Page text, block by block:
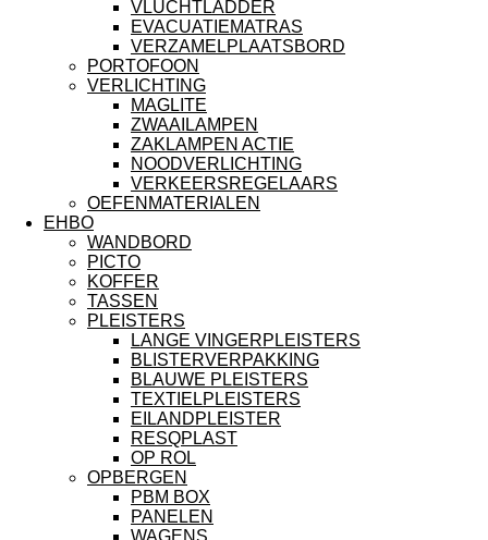
VLUCHTLADDER
EVACUATIEMATRAS
VERZAMELPLAATSBORD
PORTOFOON
VERLICHTING
MAGLITE
ZWAAILAMPEN
ZAKLAMPEN ACTIE
NOODVERLICHTING
VERKEERSREGELAARS
OEFENMATERIALEN
EHBO
WANDBORD
PICTO
KOFFER
TASSEN
PLEISTERS
LANGE VINGERPLEISTERS
BLISTERVERPAKKING
BLAUWE PLEISTERS
TEXTIELPLEISTERS
EILANDPLEISTER
RESQPLAST
OP ROL
OPBERGEN
PBM BOX
PANELEN
WAGENS